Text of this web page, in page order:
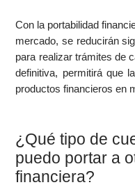
Con la portabilidad
mercado, se reducirán
para realizar trámites de
definitiva, permitirá que
productos financieros en
¿Qué tipo de
puedo portar a
financiera?